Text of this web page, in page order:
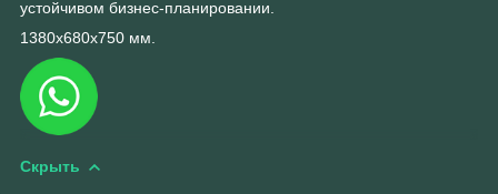
устойчивом бизнес-планировании.
1380х680х750 мм.
Скрыть